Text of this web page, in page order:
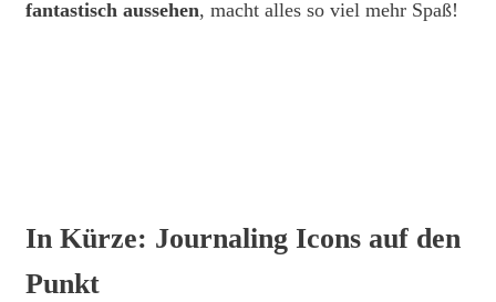
fantastisch aussehen, macht alles so viel mehr Spaß!
In Kürze: Journaling Icons auf den
Punkt